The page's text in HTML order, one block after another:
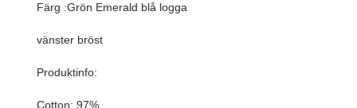
Färg :Grön Emerald blå logga
vänster bröst
Produktinfo:
Cotton: 97%